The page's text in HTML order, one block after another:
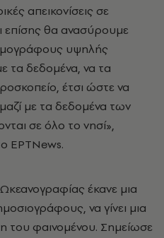
απεικονίσεις σε
επίσης θα ανασύρουμε
υψηλής
τα δεδομένα, να τα
έτσι ώστε να
με τα δεδομένα των
σε όλο το νησί»,
ΕΡΤNews.
έκανε μια
να γίνει μια
του φαινομένου. Σημείωσε